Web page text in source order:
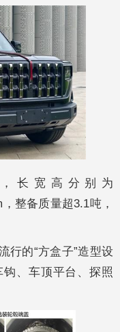
长宽高分别为
整备质量超3.1吨，
的“方盒子”造型设
、车顶平台、探照